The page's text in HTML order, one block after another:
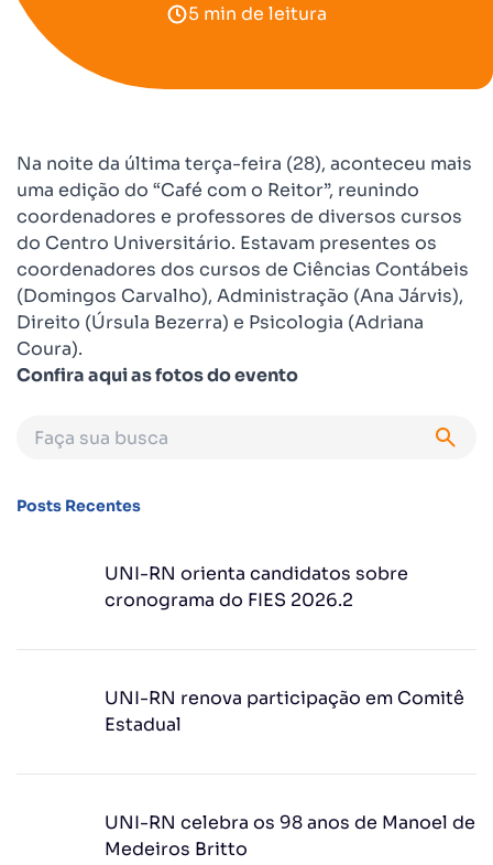
5 min de leitura
Na noite da última terça-feira (28), aconteceu mais
uma edição do “Café com o Reitor”, reunindo
coordenadores e professores de diversos cursos
do Centro Universitário. Estavam presentes os
coordenadores dos cursos de Ciências Contábeis
(Domingos Carvalho), Administração (Ana Járvis),
Direito (Úrsula Bezerra) e Psicologia (Adriana
Coura).
Confira aqui as fotos do evento
Posts Recentes
UNI-RN orienta candidatos sobre
cronograma do FIES 2026.2
UNI-RN renova participação em Comitê
Estadual
UNI-RN celebra os 98 anos de Manoel de
Medeiros Britto